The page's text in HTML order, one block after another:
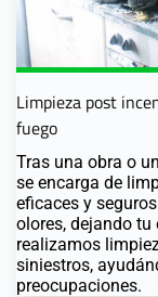
Limpieza post
fuego
Tras una obra o
se encarga de
eficaces y
olores, dejando
realizamos
siniestros,
preocupaciones.